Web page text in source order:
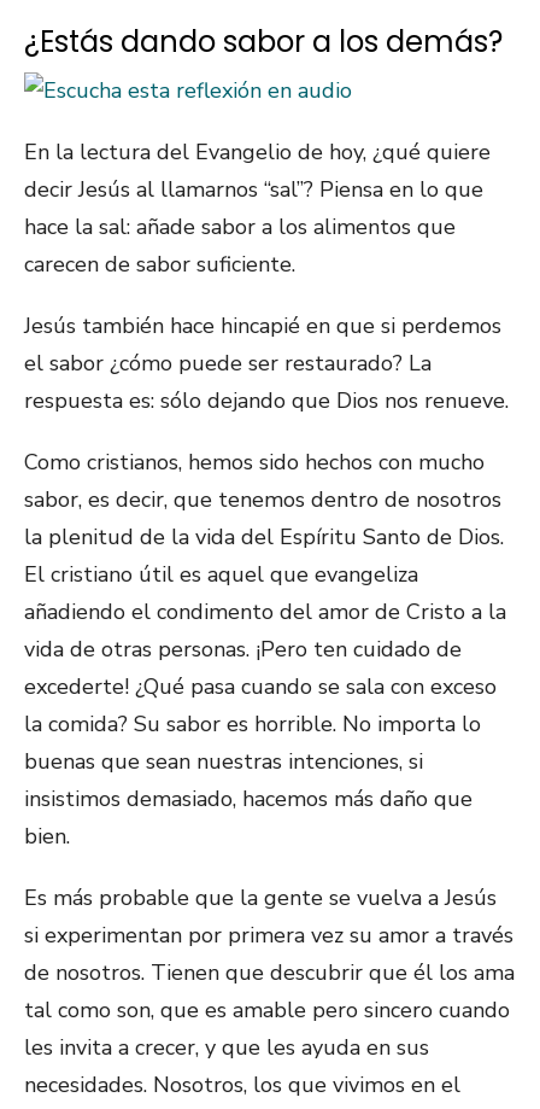
¿Estás dando sabor a los demás?
En la lectura del Evangelio de hoy, ¿qué quiere
decir Jesús al llamarnos “sal”? Piensa en lo que
hace la sal: añade sabor a los alimentos que
carecen de sabor suficiente.
Jesús también hace hincapié en que si perdemos
el sabor ¿cómo puede ser restaurado? La
respuesta es: sólo dejando que Dios nos renueve.
Como cristianos, hemos sido hechos con mucho
sabor, es decir, que tenemos dentro de nosotros
la plenitud de la vida del Espíritu Santo de Dios.
El cristiano útil es aquel que evangeliza
añadiendo el condimento del amor de Cristo a la
vida de otras personas. ¡Pero ten cuidado de
excederte! ¿Qué pasa cuando se sala con exceso
la comida? Su sabor es horrible. No importa lo
buenas que sean nuestras intenciones, si
insistimos demasiado, hacemos más daño que
bien.
Es más probable que la gente se vuelva a Jesús
si experimentan por primera vez su amor a través
de nosotros. Tienen que descubrir que él los ama
tal como son, que es amable pero sincero cuando
les invita a crecer, y que les ayuda en sus
necesidades. Nosotros, los que vivimos en el